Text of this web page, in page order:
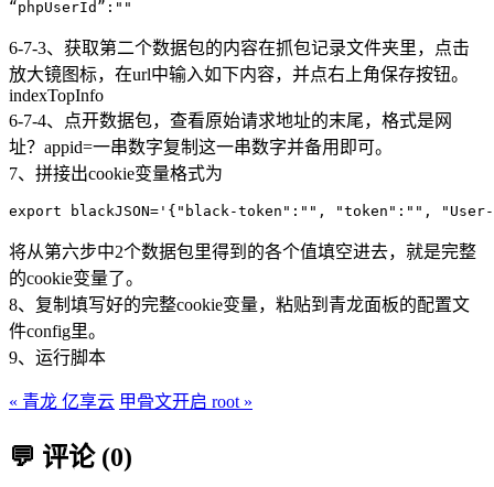
6-7-3、获取第二个数据包的内容在抓包记录文件夹里，点击
放大镜图标，在url中输入如下内容，并点右上角保存按钮。
indexTopInfo
6-7-4、点开数据包，查看原始请求地址的末尾，格式是网
址？appid=一串数字复制这一串数字并备用即可。
7、拼接出cookie变量格式为
将从第六步中2个数据包里得到的各个值填空进去，就是完整
的cookie变量了。
8、复制填写好的完整cookie变量，粘贴到青龙面板的配置文
件config里。
9、运行脚本
« 青龙 亿享云 甲骨文开启 root »
💬 评论 (0)